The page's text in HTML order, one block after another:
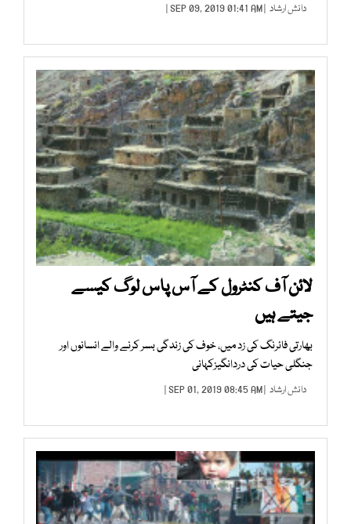
دانش ارشاد | SEP 09, 2019 01:41 AM |
لائن آف کنٹرول کے آس پاس لوگ کیسے
جیتے ہیں
بھارتی فائرنگ کی زد میں، خوف کی زندگی بسر کرنے والے انسانوں اور
جنگلی حیات کی دردانگیزکہانی
دانش ارشاد | SEP 01, 2019 08:45 AM |